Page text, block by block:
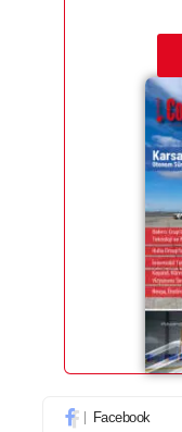
Facebook